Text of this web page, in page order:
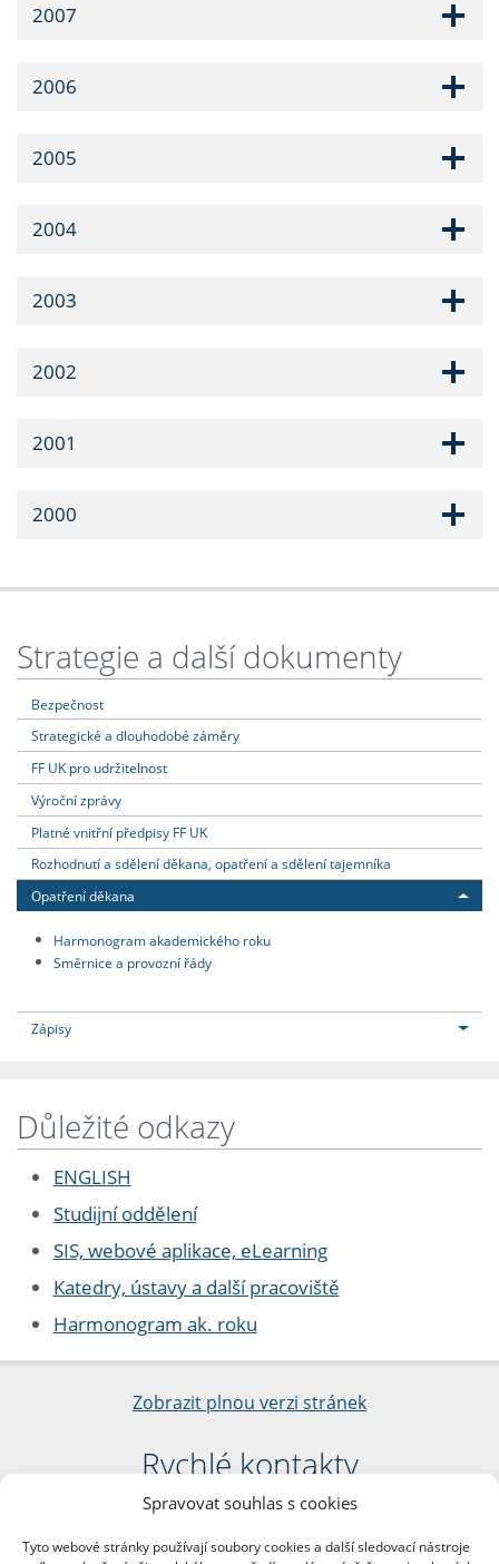
Spravovat souhlas s cookies
Tyto webové stránky používají soubory cookies a další sledovací nástroje
2007
2006
2005
2004
2003
2002
2001
2000
Strategie a další dokumenty
Bezpečnost
Strategické a dlouhodobé záměry
FF UK pro udržitelnost
Výroční zprávy
Platné vnitřní předpisy FF UK
Rozhodnutí a sdělení děkana, opatření a sdělení tajemníka
Opatření děkana
Harmonogram akademického roku
Směrnice a provozní řády
Zápisy
Důležité odkazy
ENGLISH
Studijní oddělení
SIS, webové aplikace, eLearning
Katedry, ústavy a další pracoviště
Harmonogram ak. roku
Zobrazit plnou verzi stránek
Rychlé kontakty
Filozofická fakulta
nám. Jana Palacha 1/2